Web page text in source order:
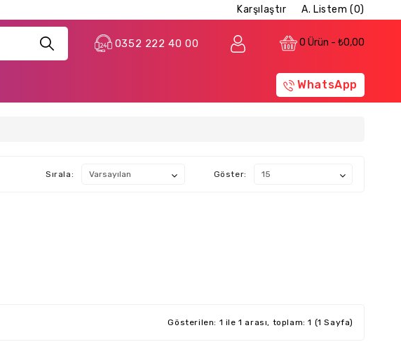
Karşılaştır A. Listem (0)
0352 222 40 00 0 Ürün - ₺0,00
WhatsApp
Sırala: Göster:
Gösterilen: 1 ile 1 arası, toplam: 1 (1 Sayfa)